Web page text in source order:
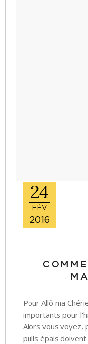
24
FÉV
2016
Pour Allô ma
importants pour
Alors vous voyez,
pulls épais